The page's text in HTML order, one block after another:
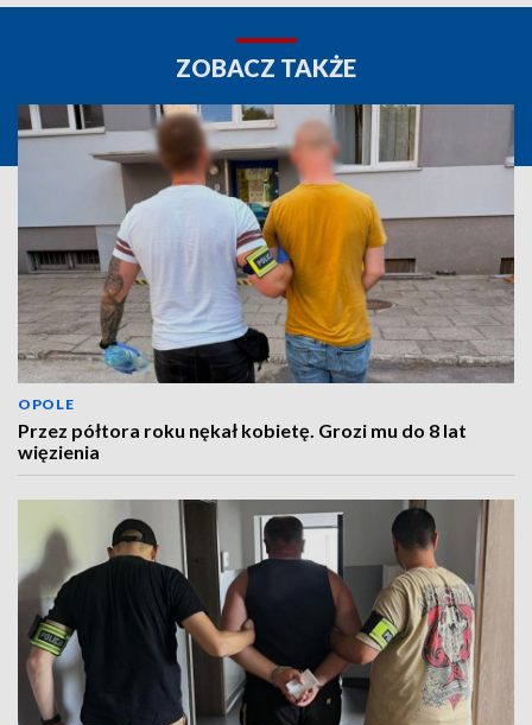
ZOBACZ TAKŻE
OPOLE
Przez półtora roku nękał kobietę. Grozi mu do 8 lat
więzienia